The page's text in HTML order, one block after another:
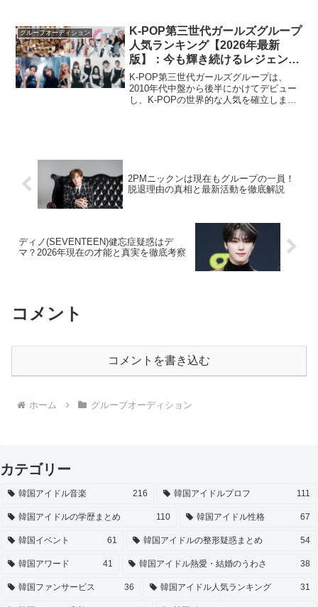
推しグループに出会えるチャンス！さ
あ、あなたも...
グループオーディション
K-POP第三世代ガールズグループ
人気ランキング【2026年最新
版】：今も輝き続けるレジェンド
たち
K-POP第三世代ガールズグループは、
2010年代中盤から後半にかけてデビュー
し、K-POPの世界的な人気を確立しまし
2PMニックンは現在もグループの一員！
脱退理由の真相と最新活動を徹底解説
ディノ(SEVENTEEN)健忘症疑惑はデ
マ？2026年現在の才能と真実を徹底考察
コメント
コメントを書き込む
ホーム グループオーディション
カテゴリー
韓国アイドル音楽 216 韓国アイドルプロフ 111
韓国アイドルの学歴まとめ 110 韓国アイドル性格 67
韓国イベント 61 韓国アイドルの整形疑惑まとめ 54
韓国アワード 41 韓国アイドル熱愛・結婚のうわさ 38
韓国ファンサービス 36 韓国アイドル人気ランキング 31